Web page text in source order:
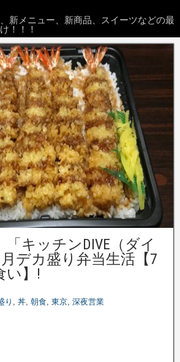
新メニュー、新商品、スイーツなどの最
！！！
「キッチンDIVE（ダイ
デカ盛り弁当生活【7
い】!
り , 丼, 朝食, 東京, 深夜営業